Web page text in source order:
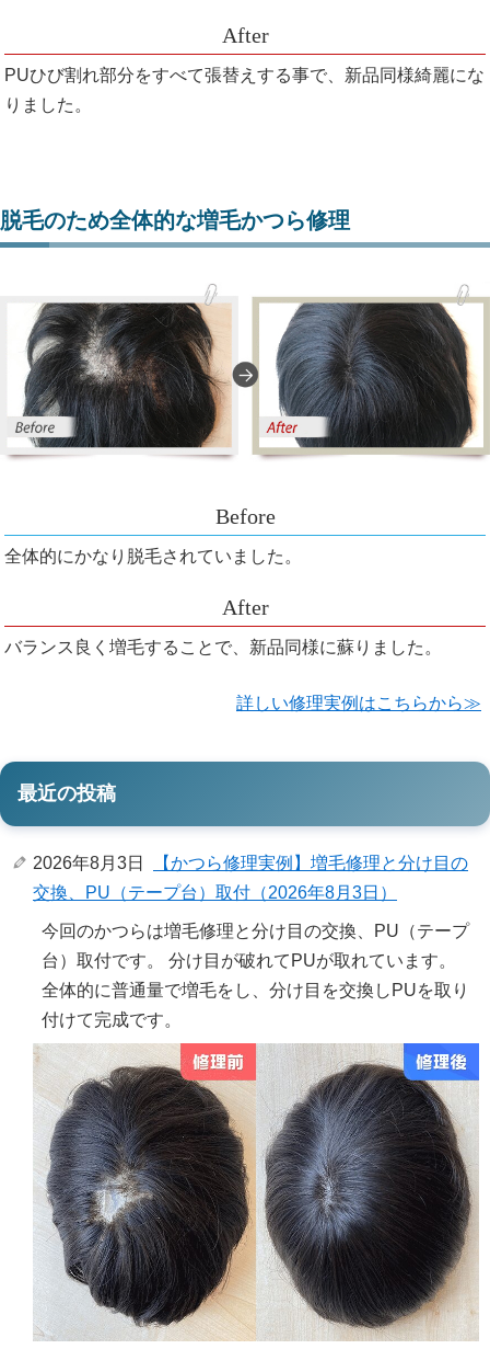
PUひび割れ部分をすべて張替えする事で、新品同様綺麗にな
りました。
脱毛のため全体的な増毛かつら修理
全体的にかなり脱毛されていました。
バランス良く増毛することで、新品同様に蘇りました。
詳しい修理実例はこちらから≫
最近の投稿
2026年8月3日
【かつら修理実例】増毛修理と分け目の
交換、PU（テープ台）取付（2026年8月3日）
今回のかつらは増毛修理と分け目の交換、PU（テープ
台）取付です。 分け目が破れてPUが取れています。
全体的に普通量で増毛をし、分け目を交換しPUを取り
付けて完成です。